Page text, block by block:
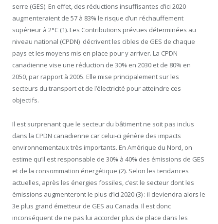
serre (GES). En effet, des réductions insuffisantes d’ici 2020
augmenteraient de 57 à 83% le risque d’un réchauffement
supérieur à 2°C (1). Les Contributions prévues déterminées au
niveau national (CPDN) décrivent les cibles de GES de chaque
pays et les moyens mis en place pour y arriver. La CPDN
canadienne vise une réduction de 30% en 2030 et de 80% en
2050, par rapport à 2005. Elle mise principalement sur les
secteurs du transport et de l’électricité pour atteindre ces
objectifs.
Il est surprenant que le secteur du bâtiment ne soit pas inclus
dans la CPDN canadienne car celui-ci génère des impacts
environnementaux très importants. En Amérique du Nord, on
estime qu’il est responsable de 30% à 40% des émissions de GES
et de la consommation énergétique (2). Selon les tendances
actuelles, après les énergies fossiles, c’est le secteur dont les
émissions augmenteront le plus d’ici 2020 (3) : il deviendra alors le
3e plus grand émetteur de GES au Canada. Il est donc
inconséquent de ne pas lui accorder plus de place dans les